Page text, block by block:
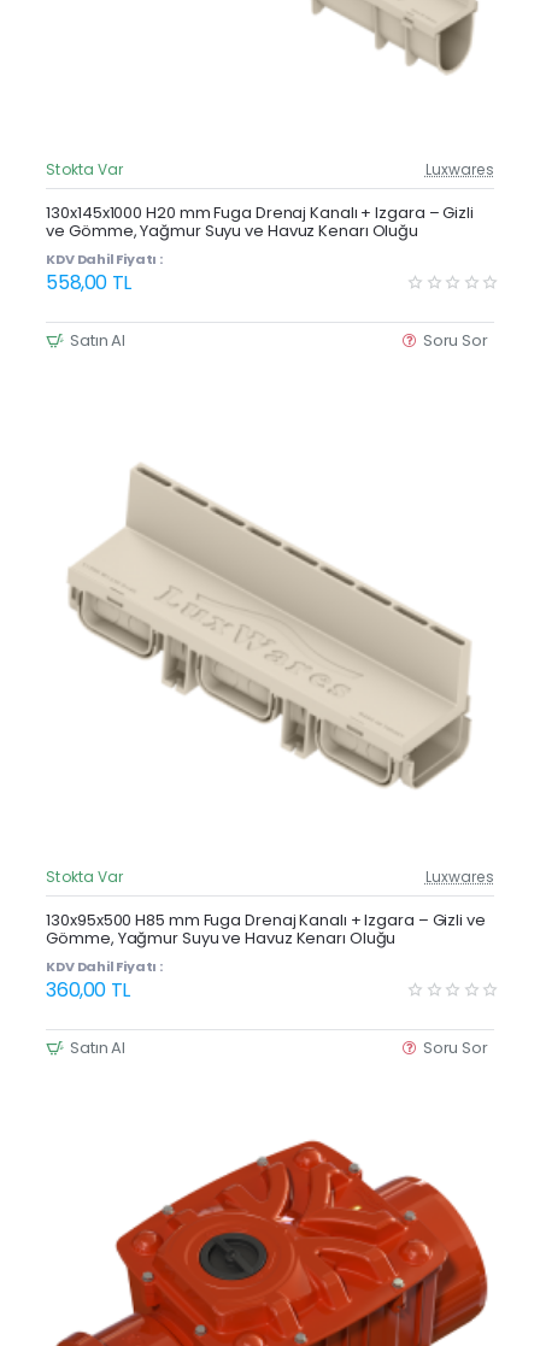
Güncel Fiyat
Yeni Ürün
Stokta Var Luxwares
130x145x1000 H20 mm Fuga Drenaj Kanalı + Izgara – Gizli
ve Gömme, Yağmur Suyu ve Havuz Kenarı Oluğu
KDV Dahil Fiyatı :
558,00 TL
Satın Al Soru Sor
Güncel Fiyat
Yeni Ürün
Stokta Var Luxwares
130x95x500 H85 mm Fuga Drenaj Kanalı + Izgara – Gizli ve
Gömme, Yağmur Suyu ve Havuz Kenarı Oluğu
KDV Dahil Fiyatı :
360,00 TL
Satın Al Soru Sor